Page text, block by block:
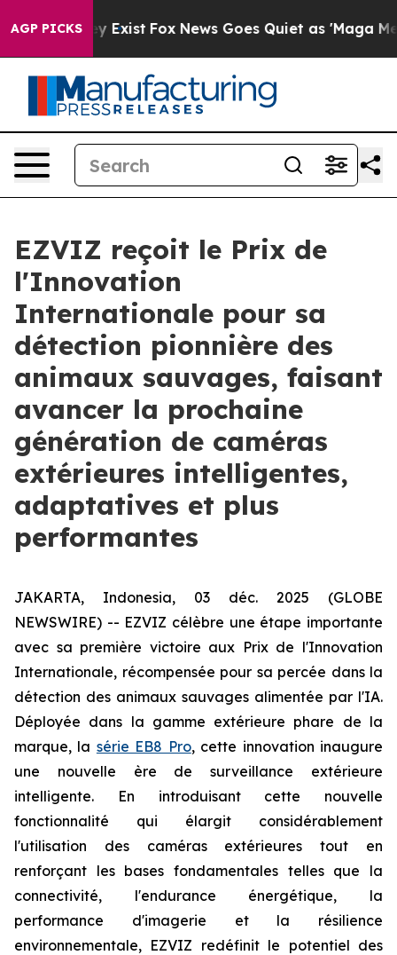
AGP PICKS
They Exist Fox News Goes Quiet as 'Maga Media
EZVIZ reçoit le Prix de
l'Innovation
Internationale pour sa
détection pionnière des
animaux sauvages, faisant
avancer la prochaine
génération de caméras
extérieures intelligentes,
adaptatives et plus
performantes
JAKARTA, Indonesia, 03 déc. 2025 (GLOBE
NEWSWIRE) -- EZVIZ célèbre une étape importante
avec sa première victoire aux Prix de l'Innovation
Internationale, récompensée pour sa percée dans la
détection des animaux sauvages alimentée par l'IA.
Déployée dans la gamme extérieure phare de la
marque, la série EB8 Pro, cette innovation inaugure
une nouvelle ère de surveillance extérieure
intelligente. En introduisant cette nouvelle
fonctionnalité qui élargit considérablement
l'utilisation des caméras extérieures tout en
renforçant les bases fondamentales telles que la
connectivité, l'endurance énergétique, la
performance d'imagerie et la résilience
environnementale, EZVIZ redéfinit le potentiel des